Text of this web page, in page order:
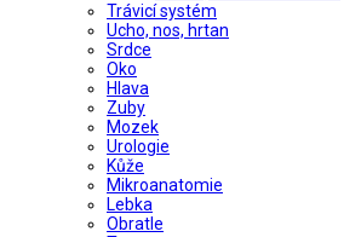
Trávicí systém
Ucho, nos, hrtan
Srdce
Oko
Hlava
Zuby
Mozek
Urologie
Kůže
Mikroanatomie
Lebka
Obratle